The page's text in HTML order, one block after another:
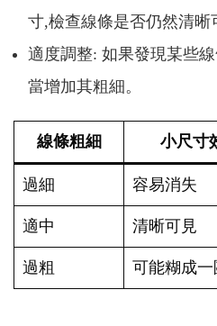
寸,檢查線條是否仍然清晰
適度調整: 如果發現某些
當增加其粗細。
線條粗細 小尺寸
過細 容易消失
適中 清晰可見
過粗 可能糊成一